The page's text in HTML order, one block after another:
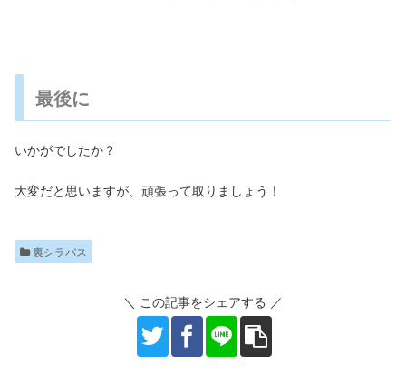
最後に
いかがでしたか？
大変だと思いますが、頑張って取りましょう！
裏シラバス
＼ この記事をシェアする ／